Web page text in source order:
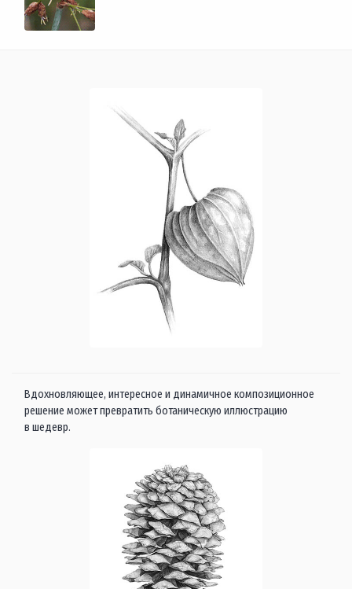
Вдохновляющее, интересное и динамичное композиционное
решение может превратить ботаническую иллюстрацию
в шедевр.